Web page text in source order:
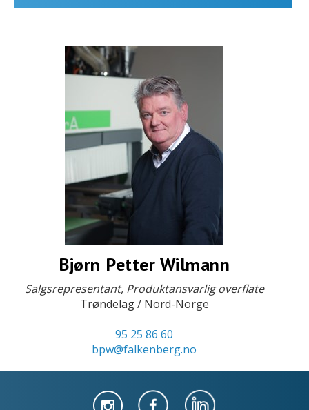
Bjørn Petter Wilmann
Salgsrepresentant, Produktansvarlig overflate
Trøndelag / Nord-Norge
95 25 86 60
bpw@falkenberg.no